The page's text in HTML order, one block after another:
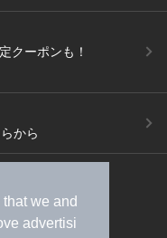
we and
advertisi
クーポンも！
から
出稿のご案内
規約